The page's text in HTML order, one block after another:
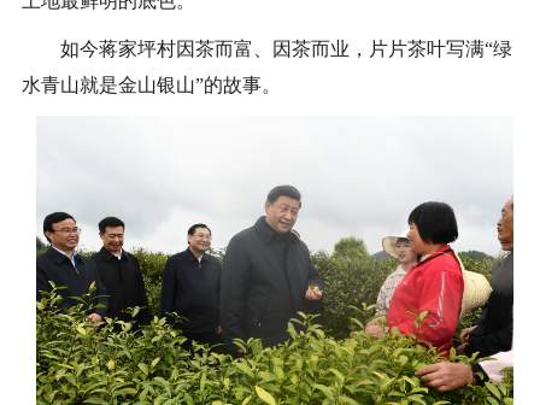
如今蒋家坪村因茶而富、因茶而业，片片茶叶写满“绿
水青山就是金山银山”的故事。